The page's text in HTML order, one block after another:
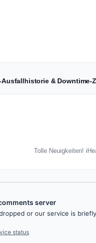
Ausfallhistorie & Downtime-
Tolle Neuigkeiten!
server
or our service is
status